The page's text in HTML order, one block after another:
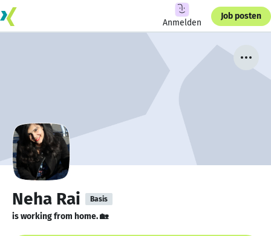
Anmelden
Job posten
Neha Rai Basis
is working from home. 🏡